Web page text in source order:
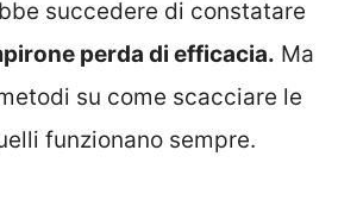
succedere di constatare
perda di efficacia. Ma
su come scacciare le
funzionano sempre.